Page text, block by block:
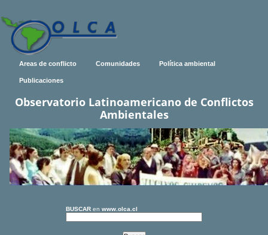
Areas de conflicto Comunidades Política ambiental
Publicaciones
Observatorio Latinoamericano de Conflictos
Ambientales
BUSCAR en www.olca.cl